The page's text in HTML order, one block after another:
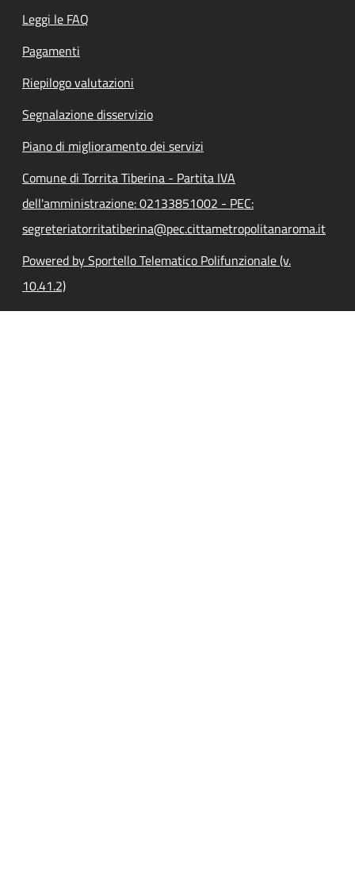
Leggi le FAQ
Pagamenti
Riepilogo valutazioni
Segnalazione disservizio
Piano di miglioramento dei servizi
Comune di Torrita Tiberina - Partita IVA
dell'amministrazione: 02133851002 - PEC:
segreteriatorritatiberina@pec.cittametropolitanaroma.it
Powered by Sportello Telematico Polifunzionale (v.
10.41.2)